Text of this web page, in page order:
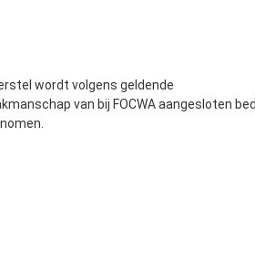
wordt volgens geldende
van bij FOCWA aangesloten